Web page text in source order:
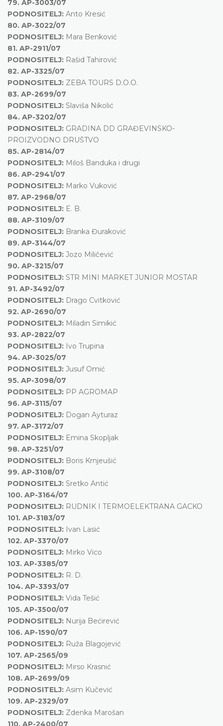
79. AP-3003/07
PODNOSITELJ: Anto Kresić
80. AP-3022/07
PODNOSITELJ: Mara Benković
81. AP-2911/07
PODNOSITELJ: Rašid Tahirović
82. AP-3325/07
PODNOSITELJ: ZEBA TOURS D.O.O.
83. AP-2699/07
PODNOSITELJ: Slaviša Nikolić
84. AP-3202/07
PODNOSITELJ: GRADINA DD GRAĐEVINSKO-
PROIZVODNO DRUŠTVO
85. AP-2814/07
PODNOSITELJ: Miloš Banduka i drugi
86. AP-2941/07
PODNOSITELJ: Marko Vuković
87. AP-2968/07
PODNOSITELJ: E. B.
88. AP-3109/07
PODNOSITELJ: Branka Đuraković
89. AP-3144/07
PODNOSITELJ: Jozo Miličević
90. AP-3215/07
PODNOSITELJ: STR MINI MARKET JUNIOR MOSTAR
91. AP-3492/07
PODNOSITELJ: Drago Cvitković
92. AP-2690/07
PODNOSITELJ: Miladin Simikić
93. AP-2822/07
PODNOSITELJ: Ivo Trupina
94. AP-3025/07
PODNOSITELJ: Jusuf Omić
95. AP-3098/07
PODNOSITELJ: PP AGROMAP
96. AP-3115/07
PODNOSITELJ: Dogan Ayturaz
97. AP-3172/07
PODNOSITELJ: Emina Skopljak
98. AP-3251/07
PODNOSITELJ: Boris Krnjeušić
99. AP-3108/07
PODNOSITELJ: Sretko Antić
100. AP-3164/07
PODNOSITELJ: RUDNIK I TERMOELEKTRANA GACKO
101. AP-3183/07
PODNOSITELJ: Ivan Lasić
102. AP-3370/07
PODNOSITELJ: Mirko Vico
103. AP-3385/07
PODNOSITELJ: R. D.
104. AP-3393/07
PODNOSITELJ: Vida Tešić
105. AP-3500/07
PODNOSITELJ: Nurija Bećirević
106. AP-1590/07
PODNOSITELJ: Ruža Blagojević
107. AP-2565/09
PODNOSITELJ: Mirso Krasnić
108. AP-2699/09
PODNOSITELJ: Asim Kučević
109. AP-2329/07
PODNOSITELJ: Zdenka Marošan
110. AP-2400/07